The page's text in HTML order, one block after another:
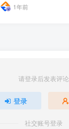
1年前
请登录后发表评论
登录
社交账号登录